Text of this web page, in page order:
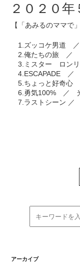
２０２０年
【「あみるのママで
1.ズッコケ男道
2.俺たちの旅 ／
3.ミスター ロン
4.ESCAPADE ／
5.ちょっと好奇
6.勇気100% ／
7.ラストシーン ／
アーカイブ